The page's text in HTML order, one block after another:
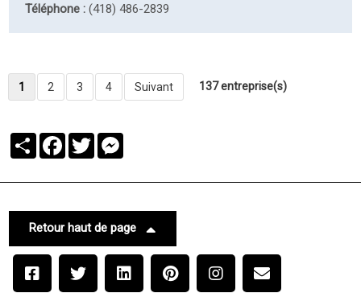
Téléphone : (418) 486-2839
1 2 3 4 Suivant 137 entreprise(s)
PartagerFacebook
Twitter
Retour haut de page